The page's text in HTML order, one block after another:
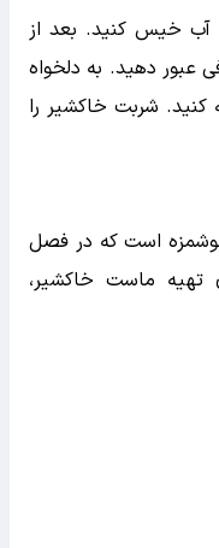
2 تا 3 ساعت در آب خیس کنید. بعد از
عبور دهید. به دلخواه
شربت خاکشیر را
است که در فصل
تهیه ماست خاکشیر،